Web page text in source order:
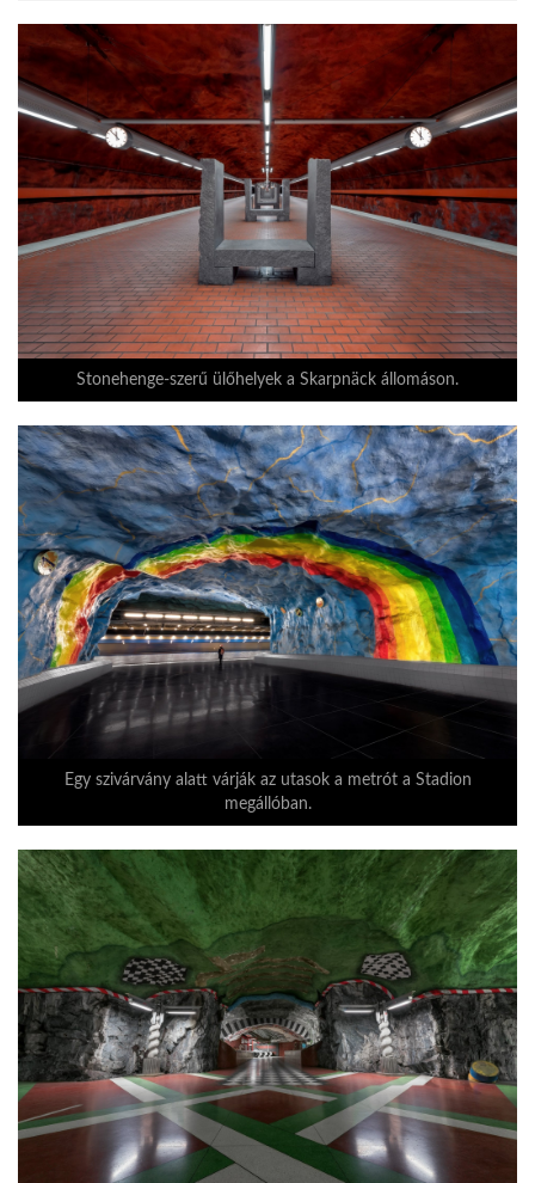
Stonehenge-szerű ülőhelyek a Skarpnäck állomáson.
Egy szivárvány alatt várják az utasok a metrót a Stadion
megállóban.